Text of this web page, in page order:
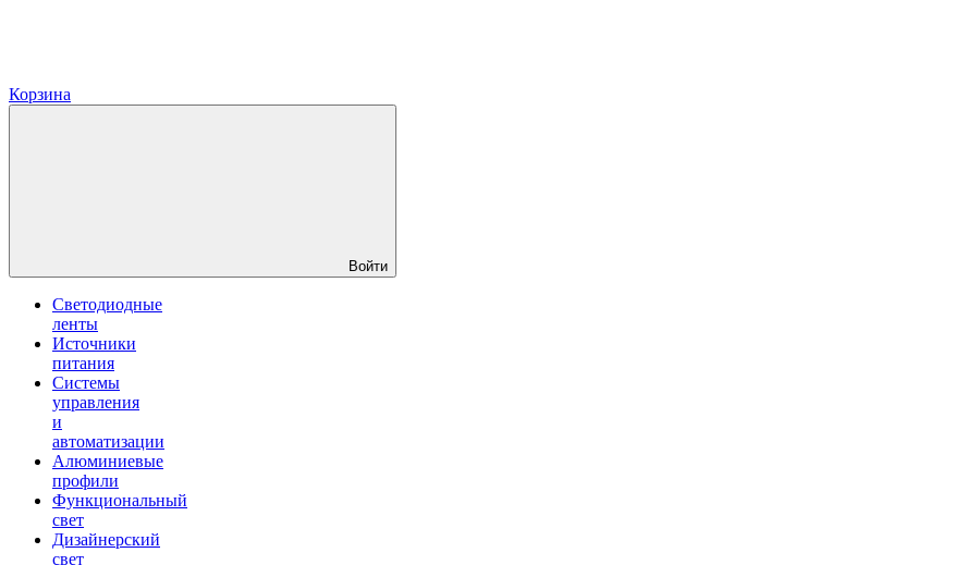
Корзина
Войти
Светодиодные
ленты
Источники
питания
Системы
управления
и
автоматизации
Алюминиевые
профили
Функциональный
свет
Дизайнерский
свет